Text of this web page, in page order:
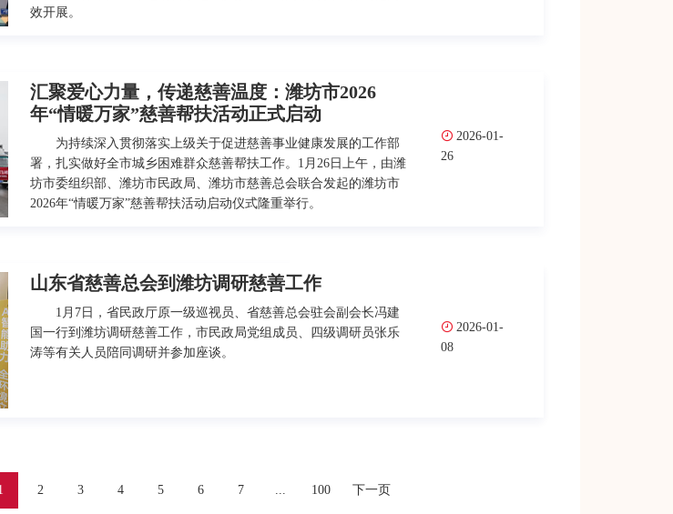
效开展。
汇聚爱心力量，传递慈善温度：潍坊市2026
年“情暖万家”慈善帮扶活动正式启动
为持续深入贯彻落实上级关于促进慈善事业健康发展的工作部
署，扎实做好全市城乡困难群众慈善帮扶工作。1月26日上午，由潍
坊市委组织部、潍坊市民政局、潍坊市慈善总会联合发起的潍坊市
2026年“情暖万家”慈善帮扶活动启动仪式隆重举行。
2026-01-
26
山东省慈善总会到潍坊调研慈善工作
1月7日，省民政厅原一级巡视员、省慈善总会驻会副会长冯建
国一行到潍坊调研慈善工作，市民政局党组成员、四级调研员张乐
涛等有关人员陪同调研并参加座谈。
2026-01-
08
2 3 4 5 6 7 ... 100 下一页